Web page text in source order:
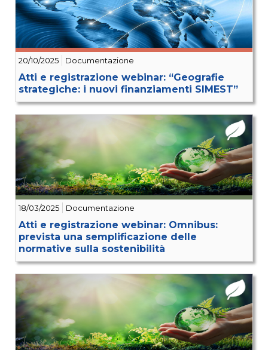
20/10/2025 Documentazione
Atti e registrazione webinar: “Geografie
strategiche: i nuovi finanziamenti SIMEST”
18/03/2025 Documentazione
Atti e registrazione webinar: Omnibus:
prevista una semplificazione delle
normative sulla sostenibilità